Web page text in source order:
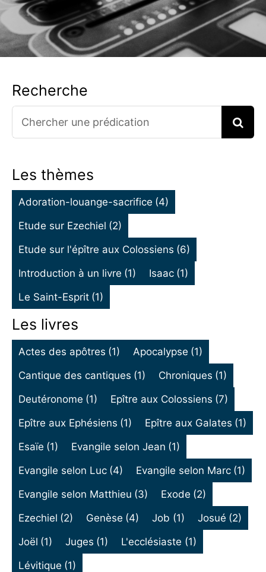
Recherche
Search
for:
Les thèmes
Adoration-louange-sacrifice (4)
Etude sur Ezechiel (2)
Etude sur l'épître aux Colossiens (6)
Introduction à un livre (1) Isaac (1)
Le Saint-Esprit (1)
Les livres
Actes des apôtres (1) Apocalypse (1)
Cantique des cantiques (1) Chroniques (1)
Deutéronome (1) Epître aux Colossiens (7)
Epître aux Ephésiens (1) Epître aux Galates (1)
Esaïe (1) Evangile selon Jean (1)
Evangile selon Luc (4) Evangile selon Marc (1)
Evangile selon Matthieu (3) Exode (2)
Ezechiel (2) Genèse (4) Job (1) Josué (2)
Joël (1) Juges (1) L'ecclésiaste (1)
Lévitique (1)